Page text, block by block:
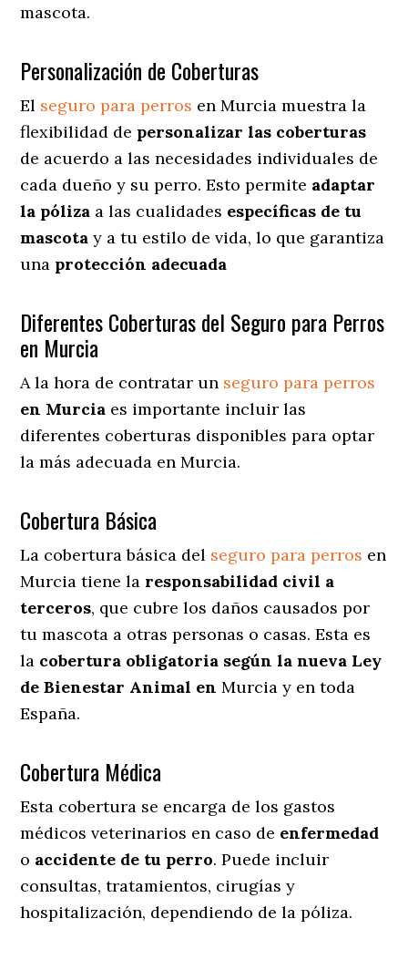
mascota.
Personalización de Coberturas
El seguro para perros en Murcia muestra la
flexibilidad de personalizar las coberturas
de acuerdo a las necesidades individuales de
cada dueño y su perro. Esto permite adaptar
la póliza a las cualidades específicas de tu
mascota y a tu estilo de vida, lo que garantiza
una protección adecuada
Diferentes Coberturas del Seguro para Perros
en Murcia
A la hora de contratar un seguro para perros
en Murcia es importante incluir las
diferentes coberturas disponibles para optar
la más adecuada en Murcia.
Cobertura Básica
La cobertura básica del seguro para perros en
Murcia tiene la responsabilidad civil a
terceros, que cubre los daños causados por
tu mascota a otras personas o casas. Esta es
la cobertura obligatoria según la nueva Ley
de Bienestar Animal enMurcia y en toda
España.
Cobertura Médica
Esta cobertura se encarga de los gastos
médicos veterinarios en caso de enfermedad
o accidente de tu perro. Puede incluir
consultas, tratamientos, cirugías y
hospitalización, dependiendo de la póliza.